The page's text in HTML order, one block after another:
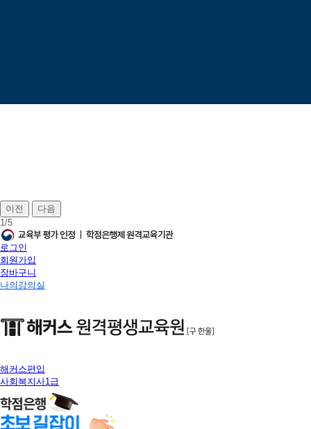
이전
다음
1/5
로그인
회원가입
장바구니
나의강의실
해커스편입
사회복지사1급